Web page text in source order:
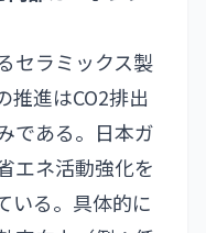
セラミックス製
推進はCO2排出
である。日本ガ
エネ活動強化を
いる。具体的に